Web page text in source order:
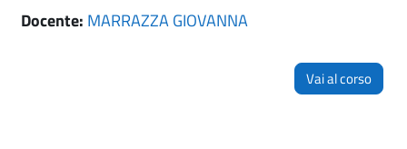
Docente: MARRAZZA GIOVANNA
Vai al corso